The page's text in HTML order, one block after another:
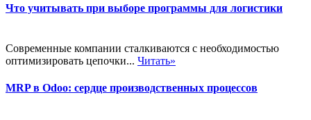
Что учитывать при выборе программы для логистики
Современные компании сталкиваются с необходимостью
оптимизировать цепочки... Читать»
MRP в Odoo: сердце производственных процессов